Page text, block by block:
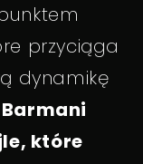
przyciąga
dynamikę
Barmani
które